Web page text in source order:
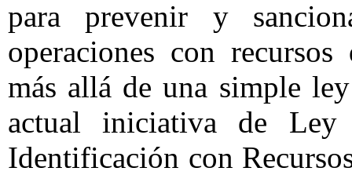
para prevenir y
operaciones con
más allá de una simple
actual iniciativa de Ley
Identificación con